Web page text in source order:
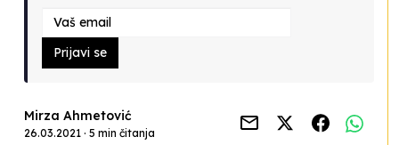
Prijavi se
Mirza Ahmetović
26.03.2021 · 5 min čitanja